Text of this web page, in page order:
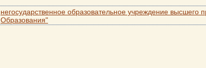
негосударственное образовательное учреждение высшего
Образования"